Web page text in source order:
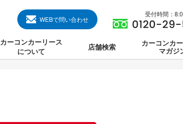
WEBで問い合わせ
受付時間：
カーコンカーリース
について
店舗検索
カーコンカ
マガジ